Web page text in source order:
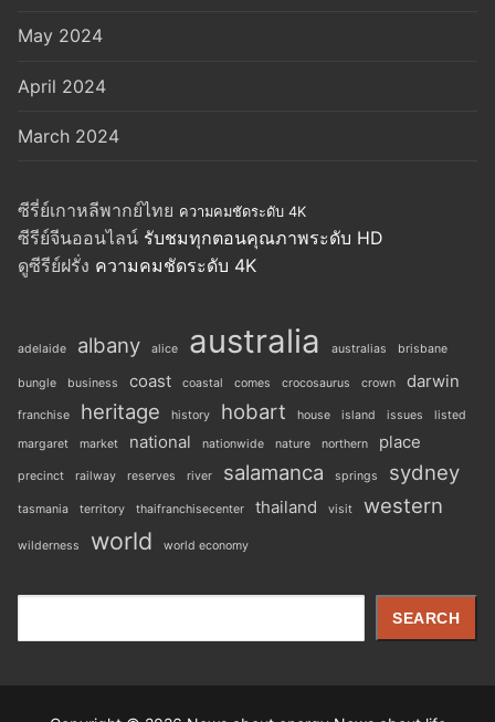
May 2024
April 2024
March 2024
ซีรี่ย์เกาหลีพากย์ไทย ความคมชัดระดับ 4K
ซีรีย์จีนออนไลน์ รับชมทุกตอนคุณภาพระดับ HD
ดูซีรีย์ฝรั่ง ความคมชัดระดับ 4K
adelaide albany alice australia australias brisbane
bungle business coast coastal comes crocosaurus crown darwin
franchise heritage history hobart house island issues
listed
margaret
market national nationwide nature northern place
precinct railway reserves river salamanca springs sydney
tasmania territory thaifranchisecenter thailand visit western
wilderness world world economy
SEARCH